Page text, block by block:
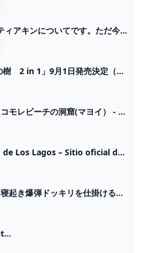
ゼルダの伝説ティアキンについてです。ただ今、水の神殿を攻略中なのですが、... - Yahoo!知恵袋
「レゴ ゼルダの伝説 デクの樹 2 in 1」9月1日発売決定（GAME Watch） - Yahoo!ニュース
【ゼルダの伝説ティアキン】コモレビーチの洞窟(マヨイ） - YouTube
Municipalidad de Los Lagos – Sitio oficial de la Municipalidad de Los Lagos
【ティアキン】ヒノックスに寝起き爆弾ドッキリを仕掛けるリンク【ゼルダの伝説 ティアーズ オブ ザ キングダム】 - YouTube